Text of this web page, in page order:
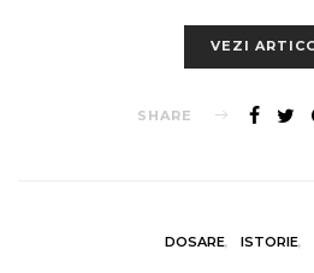
VEZI
SHARE
DOSARE ISTORIE